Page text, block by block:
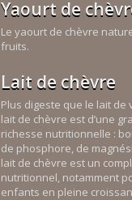
Yaourt de
Le yaourt de chèvre
fruits.
Lait de chèvre
Plus digeste que le lait de
lait de chèvre est d’une
richesse nutritionnelle :
de phosphore, de
lait de chèvre est un
nutritionnel, notamment
enfants en pleine